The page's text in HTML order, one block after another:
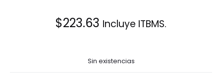
$223.63 Incluye ITBMS.
Sin existencias